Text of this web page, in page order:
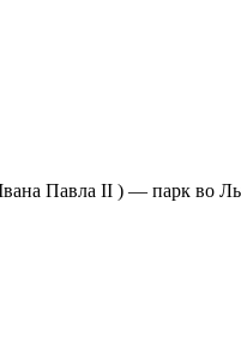
Павла II ) — парк во